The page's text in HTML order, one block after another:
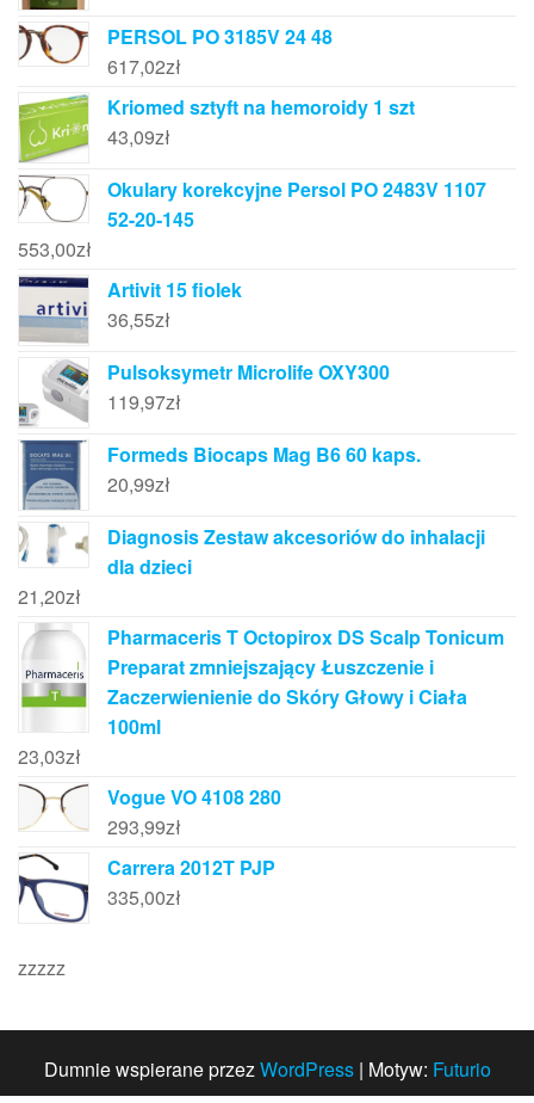
PERSOL PO 3185V 24 48
617,02zł
Kriomed sztyft na hemoroidy 1 szt
43,09zł
Okulary korekcyjne Persol PO 2483V 1107
52-20-145
553,00zł
Artivit 15 fiolek
36,55zł
Pulsoksymetr Microlife OXY300
119,97zł
Formeds Biocaps Mag B6 60 kaps.
20,99zł
Diagnosis Zestaw akcesoriów do inhalacji
dla dzieci
21,20zł
Pharmaceris T Octopirox DS Scalp Tonicum
Preparat zmniejszający Łuszczenie i
Zaczerwienienie do Skóry Głowy i Ciała
100ml
23,03zł
Vogue VO 4108 280
293,99zł
Carrera 2012T PJP
335,00zł
zzzzz
Dumnie wspierane przezWordPress | Motyw: Futurio